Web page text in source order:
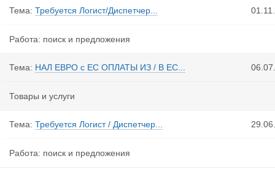
Тема: Требуется Логист/Диспетчер...
Работа: поиск и предложения
Тема: НАЛ ЕВРО с ЕС ОПЛАТЫ ИЗ / В ЕС...
Товары и услуги
Тема: Требуется Логист / Диспетчер...
Работа: поиск и предложения